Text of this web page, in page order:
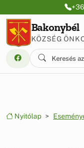
Ugrás a menüre
Ugrás a
Bakonybél
KÖZSÉG
Nyitólap